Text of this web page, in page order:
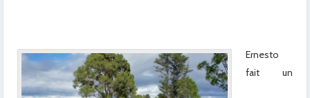
Ernesto
fait un